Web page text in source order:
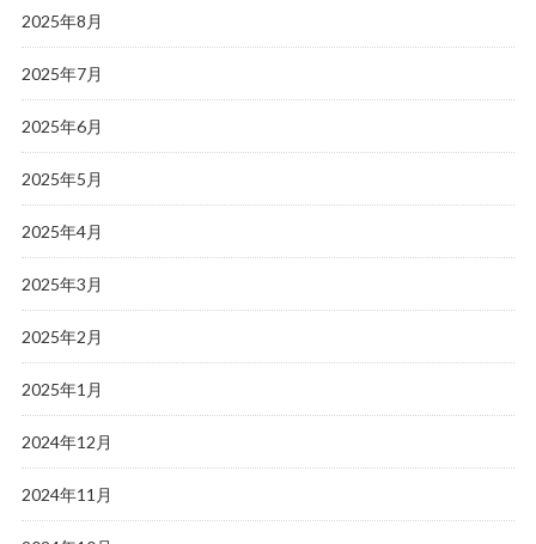
2025年8月
2025年7月
2025年6月
2025年5月
2025年4月
2025年3月
2025年2月
2025年1月
2024年12月
2024年11月